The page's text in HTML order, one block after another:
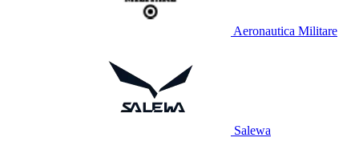
Aeronautica Militare
Salewa